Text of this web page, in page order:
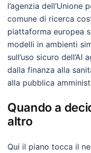
l’agenzia
comune di ricerca
piattaforma europea
modelli in ambienti
sull’uso sicuro
dalla finanza alla
alla pubblica
Quando a
altro
Qui il piano tocca il